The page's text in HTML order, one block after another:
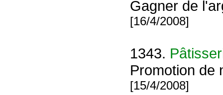
Gagner de
[16/4/2008]
1343.
Promotion de
[15/4/2008]